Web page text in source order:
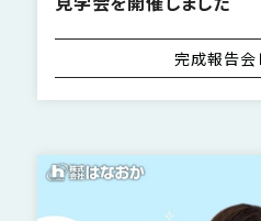
完成報告会